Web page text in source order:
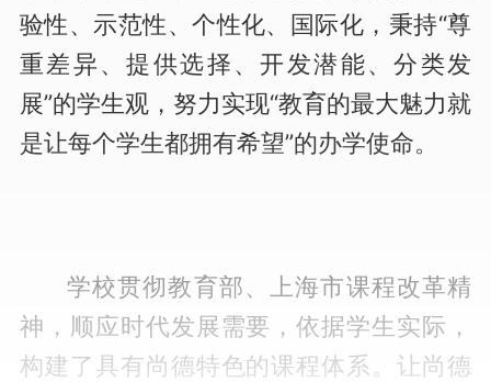
验性、示范性、个性化、国际化，秉持“尊
重差异、提供选择、开发潜能、分类发
展”的学生观，努力实现“教育的最大魅力就
是让每个学生都拥有希望”的办学使命。
学校贯彻教育部、上海市课程改革精
神，顺应时代发展需要，依据学生实际，
构建了具有尚德特色的课程体系。让尚德